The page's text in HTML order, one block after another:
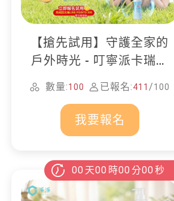
【搶先試用】守護全家的
戶外時光 - 叮寧派卡瑞丁
防蚊液
數量:100 已報名:411 /100
我要報名
00 天00 時00 分00 秒